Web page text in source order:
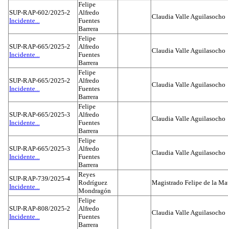
SUP-RAP-602/2025-2
Incidente...
Felipe
Alfredo
Fuentes
Barrera
Claudia Valle Aguilasocho
SUP-RAP-665/2025-2
Incidente...
Felipe
Alfredo
Fuentes
Barrera
Claudia Valle Aguilasocho
SUP-RAP-665/2025-2
Incidente...
Felipe
Alfredo
Fuentes
Barrera
Claudia Valle Aguilasocho
SUP-RAP-665/2025-3
Incidente...
Felipe
Alfredo
Fuentes
Barrera
Claudia Valle Aguilasocho
SUP-RAP-665/2025-3
Incidente...
Felipe
Alfredo
Fuentes
Barrera
Claudia Valle Aguilasocho
SUP-RAP-739/2025-4
Incidente...
Reyes
Rodríguez
Mondragón
Magistrado Felipe de la
SUP-RAP-808/2025-2
Incidente...
Felipe
Alfredo
Fuentes
Barrera
Claudia Valle Aguilasocho